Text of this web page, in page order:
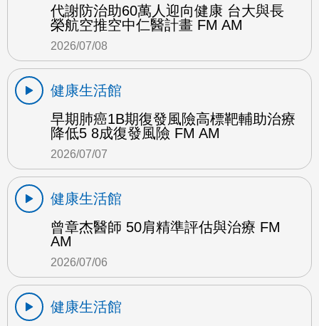
代謝防治助60萬人迎向健康 台大與長
榮航空推空中仁醫計畫 FM AM
2026/07/08
健康生活館
早期肺癌1B期復發風險高標靶輔助治療
降低5 8成復發風險 FM AM
2026/07/07
健康生活館
曾章杰醫師 50肩精準評估與治療 FM
AM
2026/07/06
健康生活館